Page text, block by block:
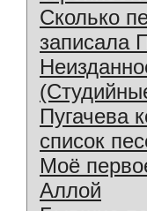
Сколько
записала
Пугачева
список
Моё
Аллой